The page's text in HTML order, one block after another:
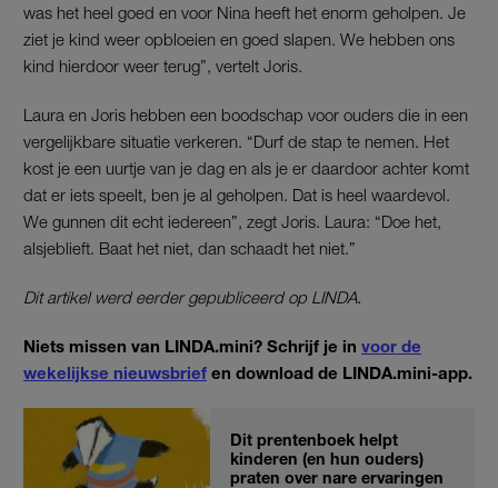
was het heel goed en voor Nina heeft het enorm geholpen. Je
ziet je kind weer opbloeien en goed slapen. We hebben ons
kind hierdoor weer terug”, vertelt Joris.
Laura en Joris hebben een boodschap voor ouders die in een
vergelijkbare situatie verkeren. “Durf de stap te nemen. Het
kost je een uurtje van je dag en als je er daardoor achter komt
dat er iets speelt, ben je al geholpen. Dat is heel waardevol.
We gunnen dit echt iedereen”, zegt Joris. Laura: “Doe het,
alsjeblieft. Baat het niet, dan schaadt het niet.”
Dit artikel werd eerder gepubliceerd op LINDA.
Niets missen van LINDA.mini? Schrijf je in voor de
wekelijkse nieuwsbrief en download de LINDA.mini-app.
Dit prentenboek helpt
kinderen (en hun ouders)
praten over nare ervaringen